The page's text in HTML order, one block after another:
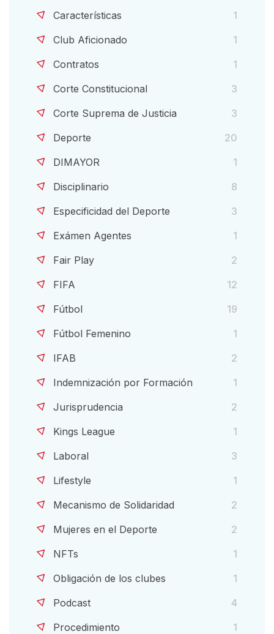
Características
1
Club Aficionado
1
Contratos
1
Corte Constitucional
3
Corte Suprema de Justicia
3
Deporte
20
DIMAYOR
1
Disciplinario
8
Especificidad del Deporte
3
Exámen Agentes
1
Fair Play
2
FIFA
12
Fútbol
19
Fútbol Femenino
1
IFAB
2
Indemnización por Formación
1
Jurisprudencia
2
Kings League
1
Laboral
3
Lifestyle
1
Mecanismo de Solidaridad
2
Mujeres en el Deporte
2
NFTs
1
Obligación de los clubes
1
Podcast
4
Procedimiento
1